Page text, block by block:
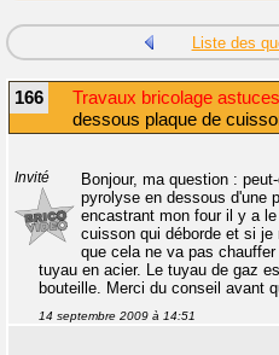
Liste des
166 Travaux bricolage
dessous plaque de
Invité
Bonjour, ma question :
pyrolyse en dessous d'une
encastrant mon four il y a
cuisson qui déborde et si
que cela ne va pas
tuyau en acier. Le tuyau de gaz
bouteille. Merci du conseil avant
14 septembre 2009 à 14:51